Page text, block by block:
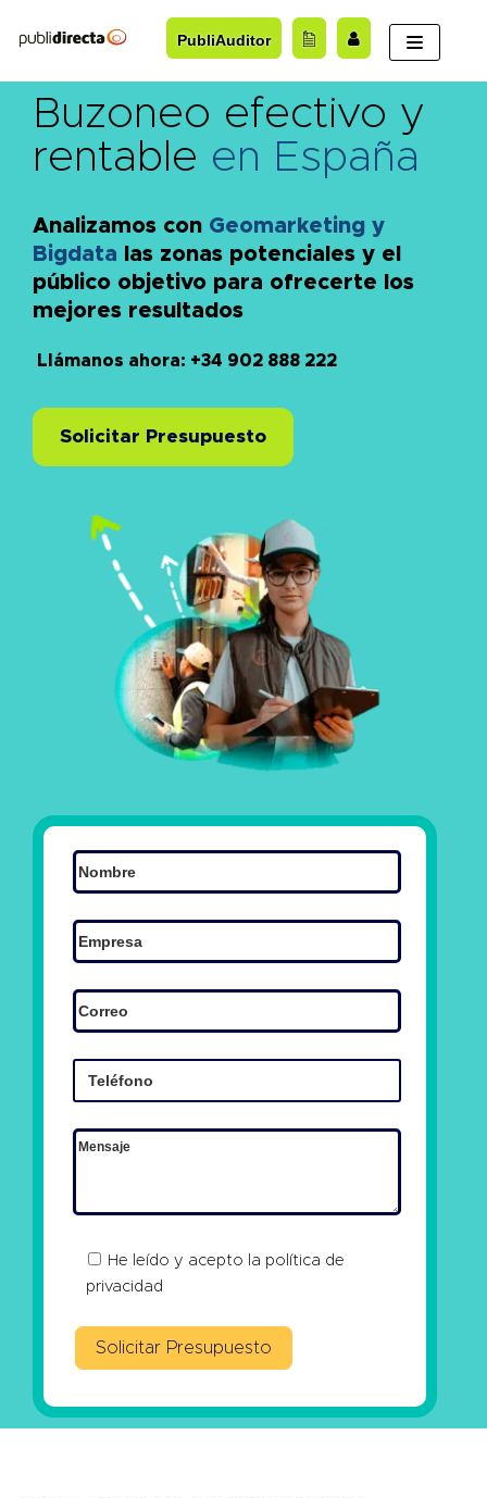
al
PubliAuditor
Buzoneo efectivo y
rentable en España
Analizamos con Geomarketing y
Bigdata las zonas potenciales y el
público objetivo para ofrecerte los
mejores resultados
Llámanos ahora: +34 902 888 222
Solicitar Presupuesto
He leído y acepto la política de
privacidad